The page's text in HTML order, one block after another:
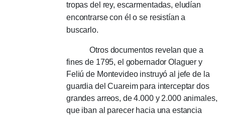
tropas del rey, escarmentadas, eludían
encontrarse con él o se resistían a
buscarlo.
Otros documentos revelan que a
fines de 1795, el gobernador Olaguer y
Feliú de Montevideo instruyó al jefe de la
guardia del Cuareim para interceptar dos
grandes arreos, de 4.000 y 2.000 animales,
que iban al parecer hacia una estancia